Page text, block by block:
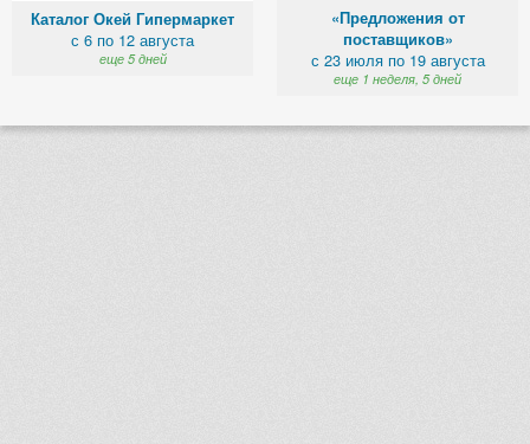
Каталог Окей Гипермаркет
с 6 по 12 августа
еще 5 дней
«Предложения от
поставщиков»
с 23 июля по 19 августа
еще 1 неделя, 5 дней